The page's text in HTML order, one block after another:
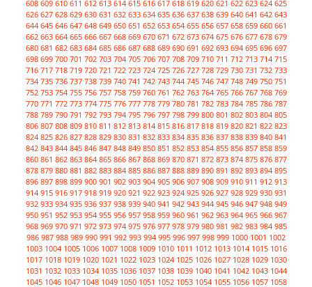
608 609 610 611 612 613 614 615 616 617 618 619 620 621 622 623 624 625
626 627 628 629 630 631 632 633 634 635 636 637 638 639 640 641 642 643
644 645 646 647 648 649 650 651 652 653 654 655 656 657 658 659 660 661
662 663 664 665 666 667 668 669 670 671 672 673 674 675 676 677 678 679
680 681 682 683 684 685 686 687 688 689 690 691 692 693 694 695 696 697
698 699 700 701 702 703 704 705 706 707 708 709 710 711 712 713 714 715
716 717 718 719 720 721 722 723 724 725 726 727 728 729 730 731 732 733
734 735 736 737 738 739 740 741 742 743 744 745 746 747 748 749 750 751
752 753 754 755 756 757 758 759 760 761 762 763 764 765 766 767 768 769
770 771 772 773 774 775 776 777 778 779 780 781 782 783 784 785 786 787
788 789 790 791 792 793 794 795 796 797 798 799 800 801 802 803 804 805
806 807 808 809 810 811 812 813 814 815 816 817 818 819 820 821 822 823
824 825 826 827 828 829 830 831 832 833 834 835 836 837 838 839 840 841
842 843 844 845 846 847 848 849 850 851 852 853 854 855 856 857 858 859
860 861 862 863 864 865 866 867 868 869 870 871 872 873 874 875 876 877
878 879 880 881 882 883 884 885 886 887 888 889 890 891 892 893 894 895
896 897 898 899 900 901 902 903 904 905 906 907 908 909 910 911 912 913
914 915 916 917 918 919 920 921 922 923 924 925 926 927 928 929 930 931
932 933 934 935 936 937 938 939 940 941 942 943 944 945 946 947 948 949
950 951 952 953 954 955 956 957 958 959 960 961 962 963 964 965 966 967
968 969 970 971 972 973 974 975 976 977 978 979 980 981 982 983 984 985
986 987 988 989 990 991 992 993 994 995 996 997 998 999 1000 1001 1002
1003 1004 1005 1006 1007 1008 1009 1010 1011 1012 1013 1014 1015 1016
1017 1018 1019 1020 1021 1022 1023 1024 1025 1026 1027 1028 1029 1030
1031 1032 1033 1034 1035 1036 1037 1038 1039 1040 1041 1042 1043 1044
1045 1046 1047 1048 1049 1050 1051 1052 1053 1054 1055 1056 1057 1058